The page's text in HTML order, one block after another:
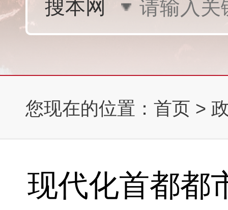
您现在的位置： 首页 >
现代化首都都